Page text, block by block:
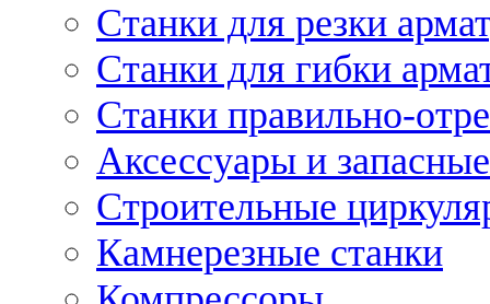
Станки для резки
Станки для гибки
Станки правильно-
Аксессуары и
Строительные
Камнерезные станки